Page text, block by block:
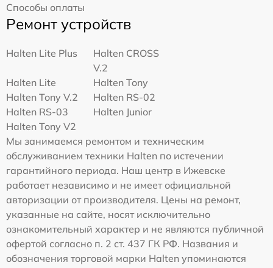
Способы оплаты
Ремонт устройств
Halten Lite Plus
Halten CROSS
V.2
Halten Lite
Halten Tony
Halten Tony V.2
Halten RS-02
Halten RS-03
Halten Junior
Halten Tony V2
Мы занимаемся ремонтом и техническим
обслуживанием техники Halten по истечении
гарантийного периода. Наш центр в Ижевске
работает независимо и не имеет официальной
авторизации от производителя. Цены на ремонт,
указанные на сайте, носят исключительно
ознакомительный характер и не являются публичной
офертой согласно п. 2 ст. 437 ГК РФ. Названия и
обозначения торговой марки Halten упоминаются